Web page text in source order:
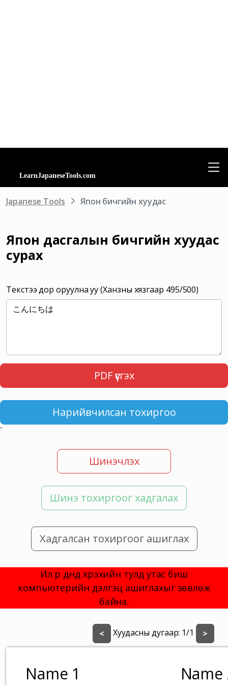
Japanese Tools Япон бичгийн хуудас
Япон дасгалын бичгийн хуудас
сурах
Текстээ дор оруулна уу (Ханзны хязгаар 495/500)
PDF үүсгэх
Нарийвчилсан тохиргоо
`
Шинэчлэх
Шинэ тохиргоог хадгалах
Хадгалсан тохиргоог ашиглах
Илүү үр дүнд хүрэхийн тулд утас биш
компьютерийн дэлгэц ашиглахыг зөвлөж
байна.
< Хуудасны дугаар: 1/1 >
Name 1 Name